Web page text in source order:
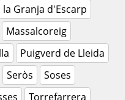
la Granja d'Escarp
Massalcoreig
Puigverd de Lleida
Seròs
Soses
Torrefarrera